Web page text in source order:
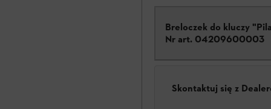
Breloczek do kluczy
Nr art. 04209600003
Skontaktuj się z